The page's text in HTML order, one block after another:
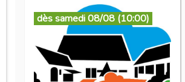
dès samedi 08/08 (10:00)